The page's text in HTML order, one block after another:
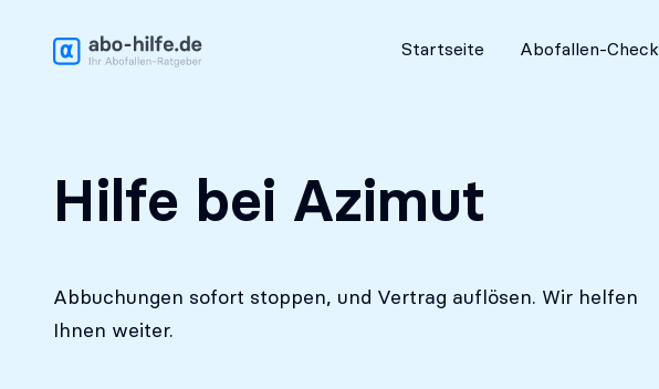
Startseite Abofallen-Check
Hilfe bei Azimut
Abbuchungen sofort stoppen, und Vertrag auflösen. Wir helfen
Ihnen weiter.